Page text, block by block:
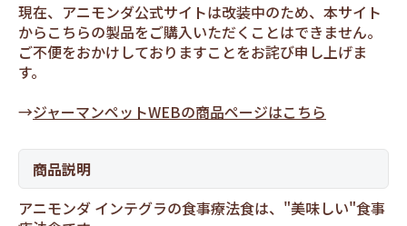
現在、アニモンダ公式サイトは改装中のため、本サイト
からこちらの製品をご購入いただくことはできません。
ご不便をおかけしておりますことをお詫び申し上げま
す。
→ジャーマンペットWEBの商品ページはこちら
商品説明
アニモンダ インテグラの食事療法食は、"美味しい"食事